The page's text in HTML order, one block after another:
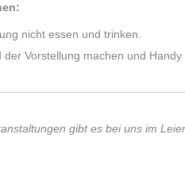
nicht essen und trinken.
Vorstellung machen und Handy
gibt es bei uns im